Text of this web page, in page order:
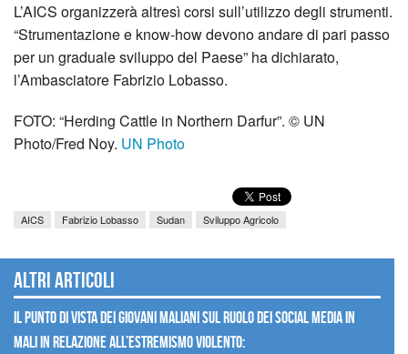
L’AICS organizzerà altresì corsi sull’utilizzo degli strumenti.
“Strumentazione e know-how devono andare di pari passo
per un graduale sviluppo del Paese” ha dichiarato,
l’Ambasciatore Fabrizio Lobasso.
FOTO: “Herding Cattle in Northern Darfur”. © UN
Photo/Fred Noy. UN Photo
AICS Fabrizio Lobasso Sudan Sviluppo Agricolo
Altri articoli
Il punto di vista dei giovani maliani sul ruolo dei social media in
Mali in relazione all’estremismo violento: